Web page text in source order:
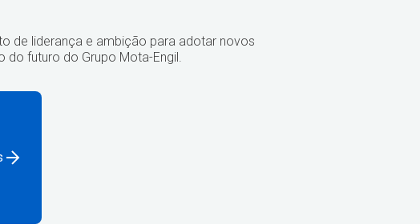
de liderança e ambição para adotar novos
futuro do Grupo Mota-Engil.